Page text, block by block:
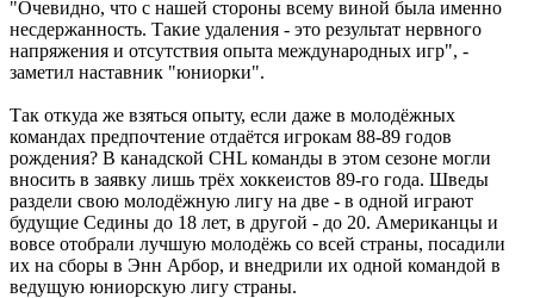
"Очевидно, что с нашей стороны всему виной была именно
несдержанность. Такие удаления - это результат нервного
напряжения и отсутствия опыта международных игр", -
заметил наставник "юниорки".
Так откуда же взяться опыту, если даже в молодёжных
командах предпочтение отдаётся игрокам 88-89 годов
рождения? В канадской CHL команды в этом сезоне могли
вносить в заявку лишь трёх хоккеистов 89-го года. Шведы
раздели свою молодёжную лигу на две - в одной играют
будущие Седины до 18 лет, в другой - до 20. Американцы и
вовсе отобрали лучшую молодёжь со всей страны, посадили
их на сборы в Энн Арбор, и внедрили их одной командой в
ведущую юниорскую лигу страны.